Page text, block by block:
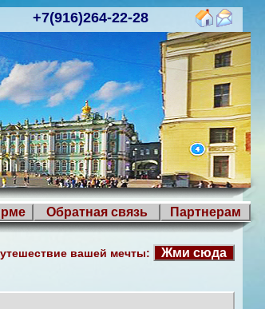
+7(916)264-22-28
Обратная связь Партнерам
вашей мечты: Жми сюда